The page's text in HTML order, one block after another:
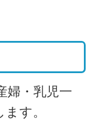
婦・乳児一
す。